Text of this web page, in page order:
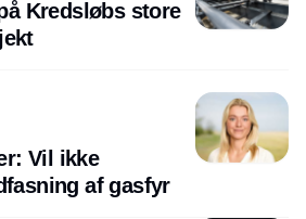
Kredsløbs store
Vil ikke
af gasfyr